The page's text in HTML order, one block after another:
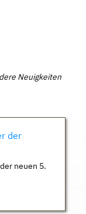
Neuigkeiten
der
neuen 5.